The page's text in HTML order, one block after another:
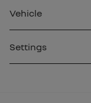
Vehicle
Settings